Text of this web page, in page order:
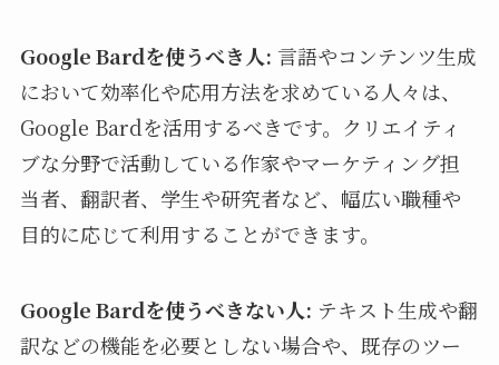
Google Bardを使うべき人: 言語やコンテンツ生成
において効率化や応用方法を求めている人々は、
Google Bardを活用するべきです。クリエイティ
ブな分野で活動している作家やマーケティング担
当者、翻訳者、学生や研究者など、幅広い職種や
目的に応じて利用することができます。
Google Bardを使うべきない人: テキスト生成や翻
訳などの機能を必要としない場合や、既存のツー